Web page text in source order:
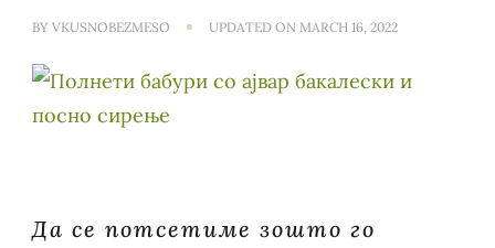
BY VKUSNOBEZMESO UPDATED ON MARCH 16, 2022
Да се ​​потсетиме зошто го